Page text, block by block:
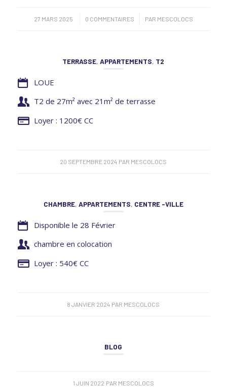
27 MARS 2025
/ 0 COMMENTAIRES
/ PAR MESCOLOCS
TERRASSE,APPARTEMENTS, T2
LOUE
T2 de 27m² avec 21m² de terrasse
Loyer : 1200€ CC
20 SEPTEMBRE 2024 PAR MESCOLOCS
CHAMBRE, APPARTEMENTS, CENTRE -VILLE
Disponible le 28 Février
chambre en colocation
Loyer : 540€ CC
8 JANVIER 2024 PAR MESCOLOCS
BLOG
1 JUIN 2022 PAR MESCOLOCS